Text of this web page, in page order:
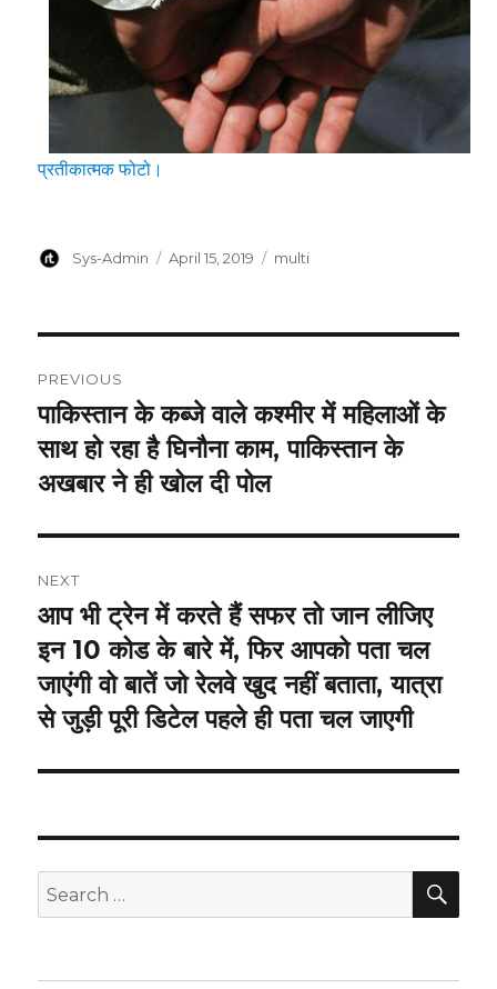
प्रतीकात्मक फोटो।
Author
Sys-Admin
Posted
April 15, 2019 Categories
multi
navigation
PREVIOUS
Previous
post:
पाकिस्तान के कब्जे वाले कश्मीर में महिलाओं के
साथ हो रहा है घिनौना काम, पाकिस्तान के
अखबार ने ही खोल दी पोल
NEXT
Next
post:
आप भी ट्रेन में करते हैं सफर तो जान लीजिए
इन 10 कोड के बारे में, फिर आपको पता चल
जाएंगी वो बातें जो रेलवे खुद नहीं बताता, यात्रा
से जुड़ी पूरी डिटेल पहले ही पता चल जाएगी
Search
for: